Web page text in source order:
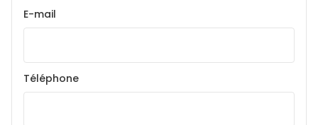
E-mail
Téléphone